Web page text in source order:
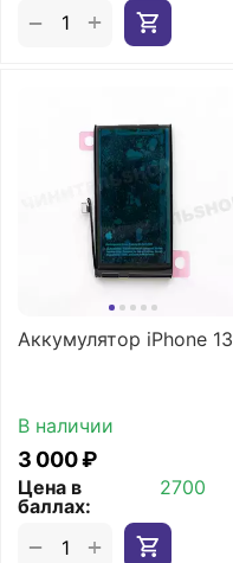
+
−
Аккумулятор iPhone 13
В наличии
3 000₽
Цена в
баллах:
2700
+
−